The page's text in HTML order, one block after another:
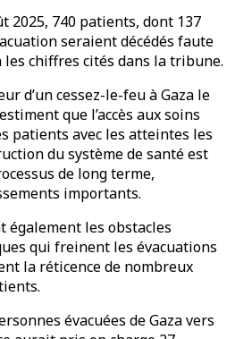
2025, 740 patients, dont 137
seraient décédés faute
chiffres cités dans la tribune.
d’un cessez-le-feu à Gaza le
que l’accès aux soins
patients avec les atteintes les
du système de santé est
de long terme,
importants.
également les obstacles
qui freinent les évacuations
la réticence de nombreux
évacuées de Gaza vers